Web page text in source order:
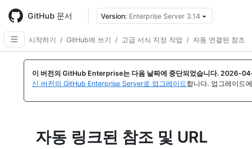
main
content
GitHub 문서 Version: Enterprise Server 3.14
시작하기
/ GitHub에 쓰기 / 고급 서식 지정 작업 / 자동 연결된 참조
이 버전의 GitHub Enterprise는 다음 날짜에 중단되었습니다. 2026-
신 버전의 GitHub Enterprise Server로 업그레이드합니다. 업그레이드
자동 링크된 참조 및 URL